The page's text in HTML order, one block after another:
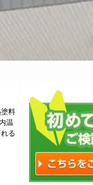
料
温
る